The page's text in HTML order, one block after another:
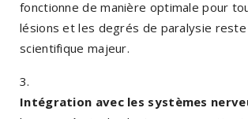
fonctionne de manière optimale pour
lésions et les degrés de paralysie reste
scientifique majeur.
Intégration avec les systèmes